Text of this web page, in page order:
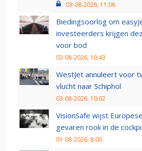
03-08-2026, 11:06
Biedingsoorlog om
investeerders krijgen
voor bod
03-08-2026, 10:43
WestJet annuleert voor
vlucht naar Schiphol
03-08-2026, 10:02
VisionSafe wijst
gevaren rook in de
01-08-2026, 8:00